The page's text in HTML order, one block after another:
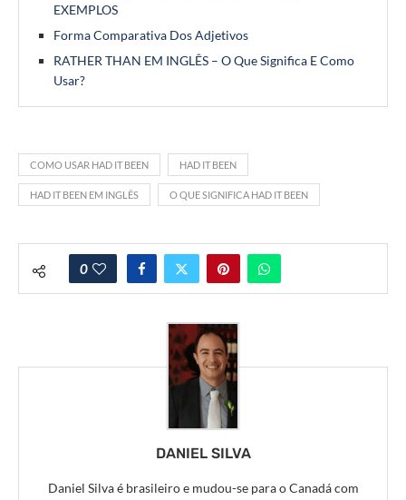
EXEMPLOS
Forma Comparativa Dos Adjetivos
RATHER THAN EM INGLÊS – O Que Significa E Como
Usar?
COMO USAR HAD IT BEEN HAD IT BEEN
HAD IT BEEN EM INGLÊS O QUE SIGNIFICA HAD IT BEEN
0
DANIEL SILVA
Daniel Silva é brasileiro e mudou-se para o Canadá com